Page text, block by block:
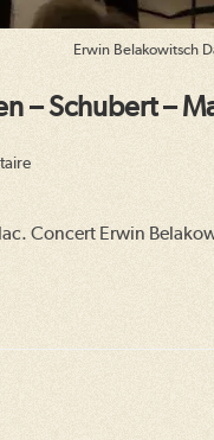
Erwin Belakowitsch
– Schubert –
Concert Erwin